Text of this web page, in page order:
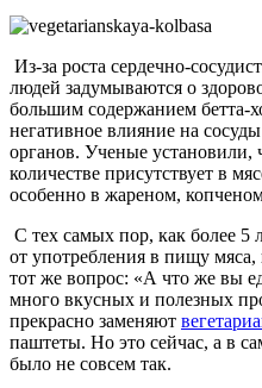
Из-за роста сердечно-
людей задумываются о
большим содержанием бетта-
негативное влияние на
органов. Ученые установили,
количестве присутствует в
особенно в жареном,
С тех самых пор, как более 5
от употребления в пищу
тот же вопрос: «А что же вы
много вкусных и полезных
прекрасно заменяют
паштеты. Но это сейчас, а в
было не совсем так.